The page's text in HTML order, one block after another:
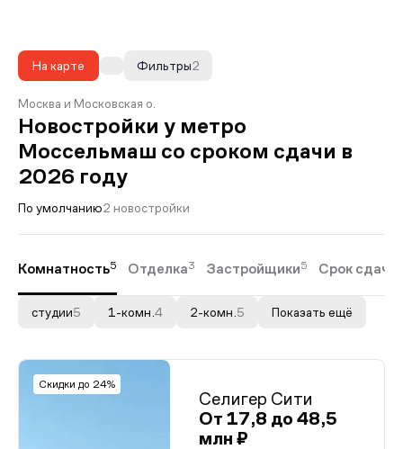
На карте 2
Фильтры
Москва и Московская о.
Новостройки у метро
Моссельмаш со сроком сдачи в
2026 году
По умолчанию2 новостройки
Комнатность5 Отделка3 Застройщики5 Срок сдачи
студии5 1-комн. 4 2-комн. 5 Показать ещё
Скидки до 24%
Селигер Сити
От 17,8 до 48,5
млн ₽